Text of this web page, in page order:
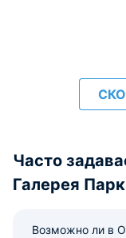
Часто
Галерея Парк
Возможно ли в